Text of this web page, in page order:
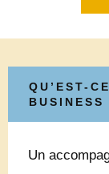
QU’EST-
BUSINESS
Un